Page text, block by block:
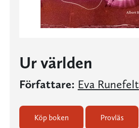
Ur världen
Författare: Eva Runefelt
Köp boken Provläs